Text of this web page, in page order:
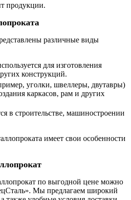
продукции.
различные виды
для изготовления
конструкций.
уголки, швеллеры, двутавры)
каркасов, рам и других
в строительстве, машиностроении
имеет свои особенности
по выгодной цене можно
Мы предлагаем широкий